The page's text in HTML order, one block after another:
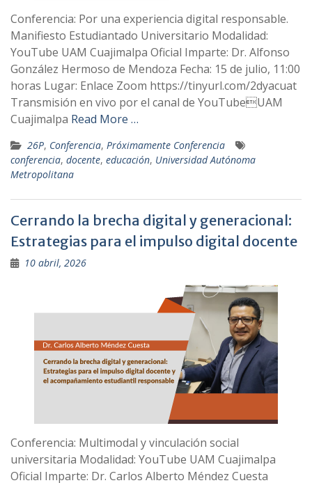
Conferencia: Por una experiencia digital responsable.
Manifiesto Estudiantado Universitario Modalidad:
YouTube UAM Cuajimalpa Oficial Imparte: Dr. Alfonso
González Hermoso de Mendoza Fecha: 15 de julio, 11:00
horas Lugar: Enlace Zoom https://tinyurl.com/2dyacuat
Transmisión en vivo por el canal de YouTubeUAM
Cuajimalpa Read More …
26P, Conferencia, Próximamente Conferencia
conferencia, docente, educación, Universidad Autónoma
Metropolitana
Cerrando la brecha digital y generacional:
Estrategias para el impulso digital docente
10 abril, 2026
Conferencia: Multimodal y vinculación social
universitaria Modalidad: YouTube UAM Cuajimalpa
Oficial Imparte: Dr. Carlos Alberto Méndez Cuesta